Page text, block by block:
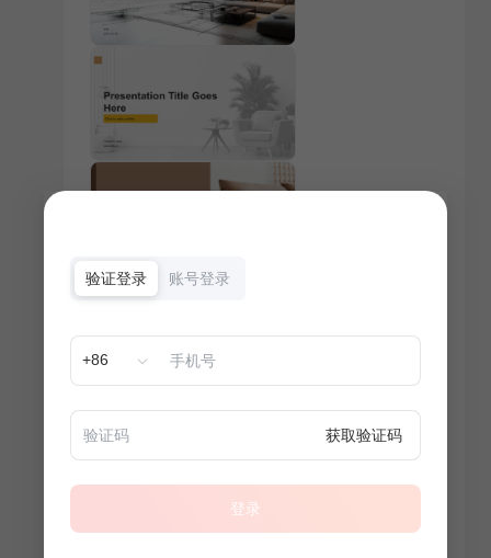
验证登录 账号登录
+86
获取验证码
登录